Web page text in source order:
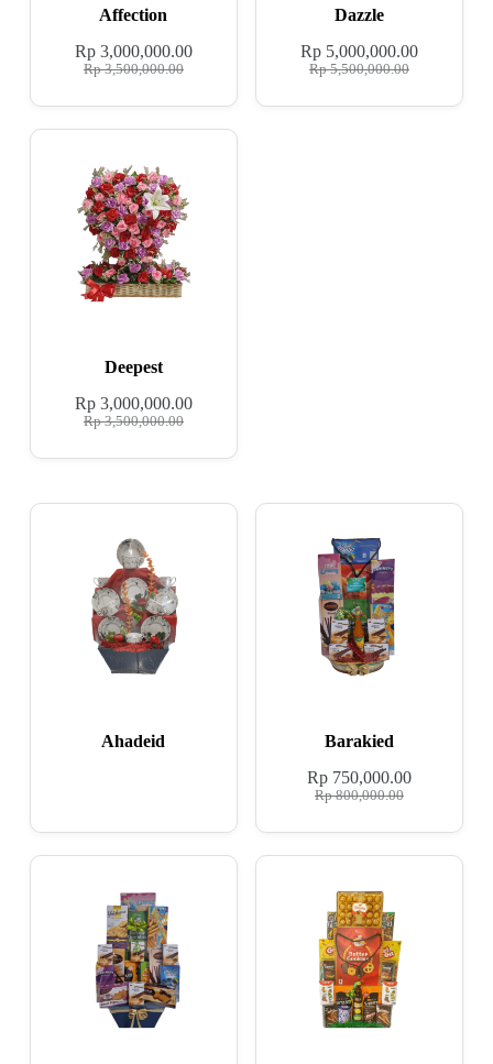
Affection
Rp3,500,000.00
Rp3,000,000.00
Dazzle
Rp5,500,000.00
Rp 5,000,000.00
Deepest
Rp3,500,000.00
Rp3,000,000.00
Ahadeid Barakied
Rp800,000.00
Rp 750,000.00